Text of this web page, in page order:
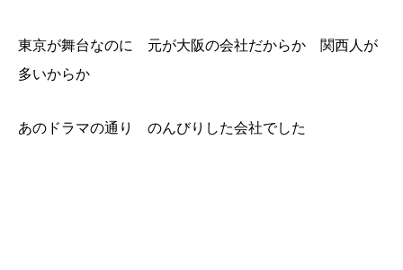
東京が舞台なのに 元が大阪の会社だからか 関西人が
多いからか
あのドラマの通り のんびりした会社でした